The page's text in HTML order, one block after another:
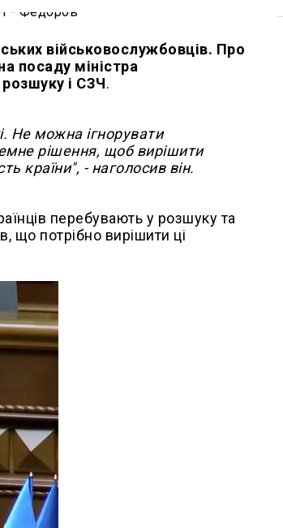
військовослужбовців. Про
посаду міністра
і СЗЧ.
Не можна ігнорувати
рішення, щоб вирішити
країни", - наголосив він.
перебувають у розшуку та
що потрібно вирішити ці